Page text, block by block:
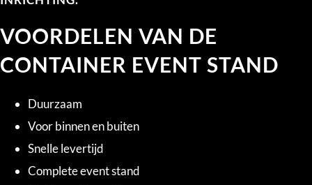
VOORDELEN VAN DE
CONTAINER EVENT STAND
Duurzaam
Voor binnen en buiten
Snelle levertijd
Complete event stand